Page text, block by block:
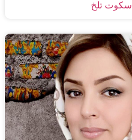
سکوت تلخ